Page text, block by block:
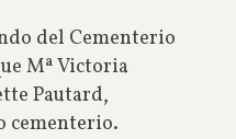
del Cementerio
Mª Victoria
Pautard,
cementerio.